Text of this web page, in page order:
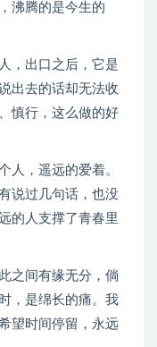
沸腾的是今生的
，出口之后，它是
出去的话却无法收
慎行，这么做的好
人，遥远的爱着。
说过几句话，也没
的人支撑了青春里
之间有缘无分，倘
，是绵长的痛。我
望时间停留，永远